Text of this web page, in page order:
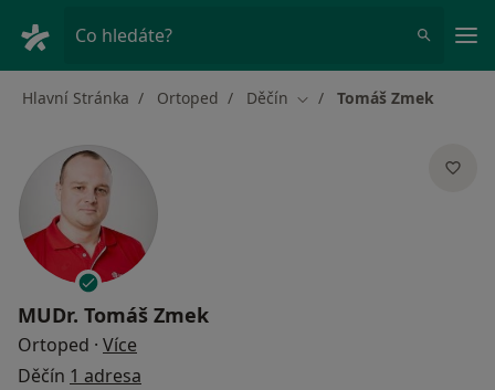
Co hledáte?
Hlavní Stránka Ortoped Děčín Změna města
Tomáš Zmek
MUDr. Tomáš Zmek
Ortoped · Více
Děčín 1 adresa